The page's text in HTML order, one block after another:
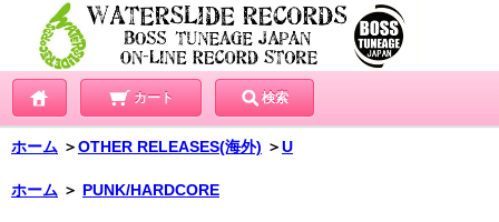
カート 検索
ホーム ＞OTHER RELEASES(海外) ＞U
ホーム ＞ PUNK/HARDCORE